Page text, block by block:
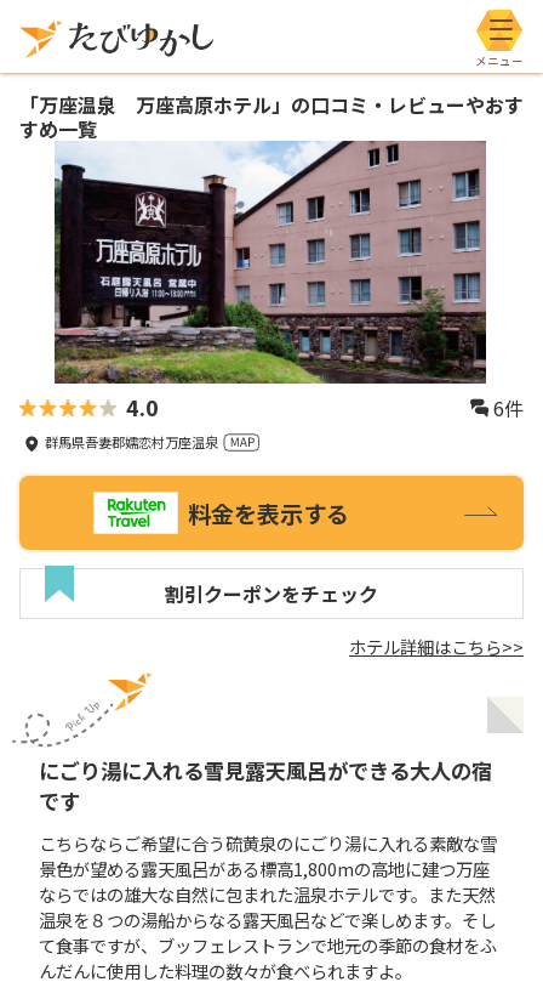
メニ
「万座温泉 万座高原ホテル」の口コミ・レビューやおす
すめ一覧
4.0 6件
群馬県吾妻郡嬬恋村万座温泉
料金を表示する
割引クーポンをチェック
ホテル詳細はこちら>>
にごり湯に入れる雪見露天風呂ができる大人の宿
です
こちらならご希望に合う硫黄泉のにごり湯に入れる素敵な雪
景色が望める露天風呂がある標高1,800mの高地に建つ万座
ならではの雄大な自然に包まれた温泉ホテルです。また天然
温泉を８つの湯船からなる露天風呂などで楽しめます。そし
て食事ですが、ブッフェレストランで地元の季節の食材をふ
んだんに使用した料理の数々が食べられますよ。